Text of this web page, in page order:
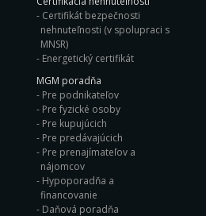
Certifikát bezpečnosti
nehnuteľnosti (v spolupraci s
MNSR)
Energetický certifikát
MGM poradňa
Pre podnikateľov
Pre fyzické osoby
Pre kupujúcich
Pre predávajúcich
Pre prenajímateľov a
nájomcov
Hypoporadňa a
financovanie
Daňová poradňa